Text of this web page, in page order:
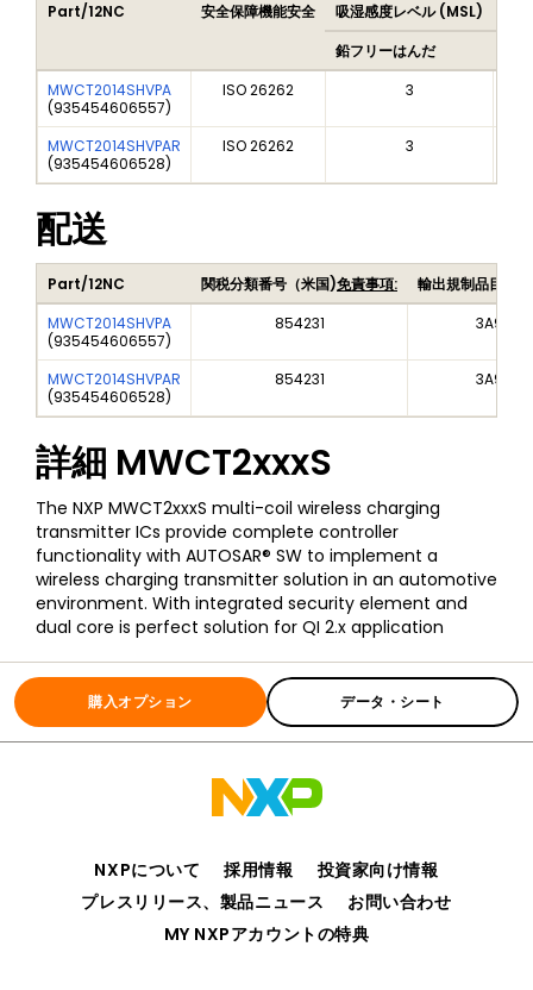
Part/12NC 安全保障機能安全 吸湿感度レベル (MSL)
鉛フリーはんだ
MWCT2014SHVPA
(935454606557)
ISO 26262 3
MWCT2014SHVPAR
(935454606528)
ISO 26262 3
配送
Part/12NC 関税分類番号（米国)免責事項:
輸出規制品目番
MWCT2014SHVPA
(935454606557)
854231 3A991A1
MWCT2014SHVPAR
(935454606528)
854231 3A991A1
詳細 MWCT2xxxS
The NXP MWCT2xxxS multi-coil wireless charging
transmitter ICs provide complete controller
functionality with AUTOSAR® SW to implement a
wireless charging transmitter solution in an automotive
environment. With integrated security element and
dual core is perfect solution for QI 2.x application
全ての情報 MWCT2xxxS
購入オプション データ・シート
NXPについて 採用情報
投資家向け情報
プレスリリース、製品ニュース
お問い合わせ
MY NXPアカウントの特典